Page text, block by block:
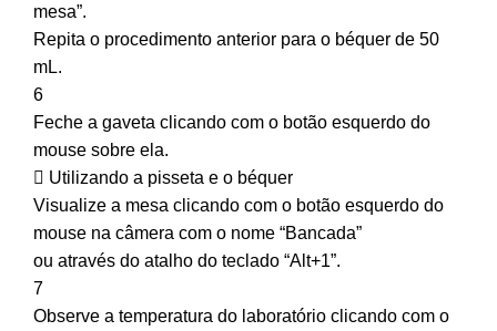
mesa”.
Repita o procedimento anterior para o béquer de 50
mL.
6
Feche a gaveta clicando com o botão esquerdo do
mouse sobre ela.
 Utilizando a pisseta e o béquer
Visualize a mesa clicando com o botão esquerdo do
mouse na câmera com o nome “Bancada”
ou através do atalho do teclado “Alt+1”.
7
Observe a temperatura do laboratório clicando com o